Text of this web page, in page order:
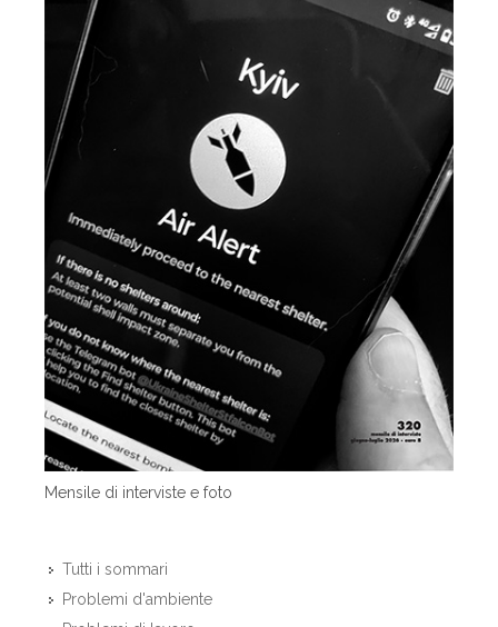
Mensile di interviste e foto
Tutti i sommari
Problemi d'ambiente